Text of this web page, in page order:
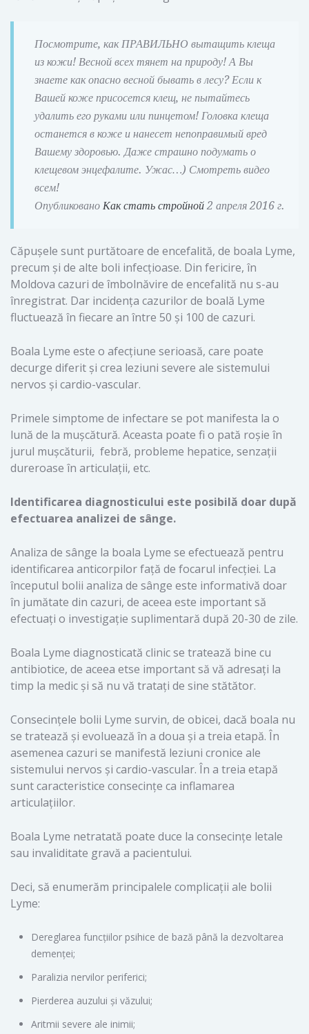
Посмотрите, как ПРАВИЛЬНО вытащить клеща
из кожи! Весной всех тянет на природу! А Вы
знаете как опасно весной бывать в лесу? Если к
Вашей коже присосется клещ, не пытайтесь
удалить его руками или пинцетом! Головка клеща
останется в коже и нанесет непоправимый вред
Вашему здоровью. Даже страшно подумать о
клещевом энцефалите. Ужас…) Смотреть видео
всем!
Опубликовано Как стать стройной 2 апреля 2016 г.
Căpușele sunt purtătoare de encefalită, de boala Lyme,
precum și de alte boli infecțioase. Din fericire, în
Moldova cazuri de îmbolnăvire de encefalită nu s-au
înregistrat. Dar incidența cazurilor de boală Lyme
fluctuează în fiecare an între 50 și 100 de cazuri.
Boala Lyme este o afecțiune serioasă, care poate
decurge diferit și crea leziuni severe ale sistemului
nervos și cardio-vascular.
Primele simptome de infectare se pot manifesta la o
lună de la mușcătură. Aceasta poate fi o pată roșie în
jurul mușcăturii, febră, probleme hepatice, senzații
dureroase în articulații, etc.
Identificarea diagnosticului este posibilă doar după
efectuarea analizei de sânge.
Analiza de sânge la boala Lyme se efectuează pentru
identificarea anticorpilor față de focarul infecției. La
începutul bolii analiza de sânge este informativă doar
în jumătate din cazuri, de aceea este important să
efectuați o investigație suplimentară după 20-30 de zile.
Boala Lyme diagnosticată clinic se tratează bine cu
antibiotice, de aceea etse important să vă adresați la
timp la medic și să nu vă tratați de sine stătător.
Consecințele bolii Lyme survin, de obicei, dacă boala nu
se tratează și evoluează în a doua și a treia etapă. În
asemenea cazuri se manifestă leziuni cronice ale
sistemului nervos și cardio-vascular. În a treia etapă
sunt caracteristice consecințe ca inflamarea
articulațiilor.
Boala Lyme netratată poate duce la consecințe letale
sau invaliditate gravă a pacientului.
Deci, să enumerăm principalele complicații ale bolii
Lyme:
Dereglarea funcțiilor psihice de bază până la dezvoltarea
demenței;
Paralizia nervilor periferici;
Pierderea auzului și văzului;
Aritmii severe ale inimii;